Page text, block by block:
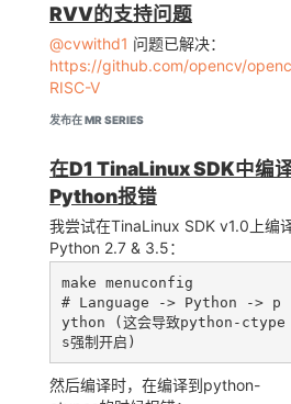
RVV的支持问题
@cvwithd1 问题已解决：
https://github.com/opencv/
RISC-V
发布在 MR SERIES
在D1 TinaLinux SDK中编
Python报错
我尝试在TinaLinux SDK v1.0上编
Python 2.7 & 3.5：
make menuconfig
# Language -> Python -> p
ython (这会导致python-ctype
然后编译时，在编译到python-